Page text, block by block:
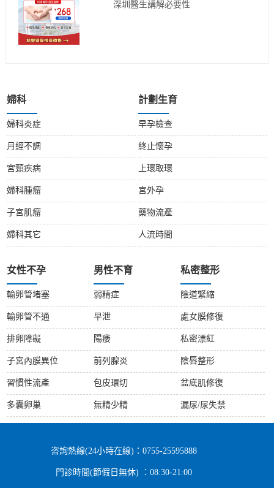
深圳醫生講解必要性
婦科
婦科炎症
月經不調
宮頸疾病
婦科腫瘤
子宮肌瘤
婦科其它
計劃生育
早孕檢查
終止懷孕
上環取環
宮外孕
藥物流產
人流時間
女性不孕
輸卵管堵塞
輸卵管不通
排卵障礙
子宮內膜異位
習慣性流產
多囊卵巢
男性不育
弱精症
早泄
陽痿
前列腺炎
包皮環切
無精少精
私密整形
陰道緊縮
處女膜修復
私密漂紅
陰唇整形
盆底肌修復
漏尿/尿失禁
咨詢熱線(24小時在線)：0755-25595888
門診時間(節假日無休) ：08:30-21:00